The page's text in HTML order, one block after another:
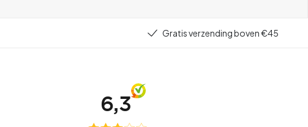
Gratis verzending boven €45